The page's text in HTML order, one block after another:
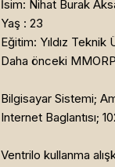
İsim: Nihat Burak
Yaş : 23
Eğitim: Yıldız
Daha önceki
Bilgisayar Sistemi;
Internet Baglantısı;
Ventrilo kullanma